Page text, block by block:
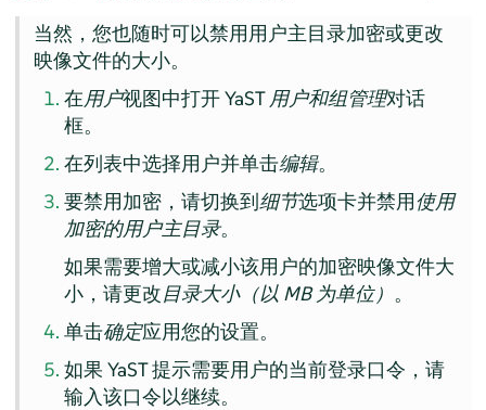
当然，您也随时可以禁用用户主目录加密或更改
映像文件的大小。
在用户视图中打开 YaST 用户和组管理对话
框。
在列表中选择用户并单击编辑。
要禁用加密，请切换到细节选项卡并禁用使用
加密的用户主目录。
如果需要增大或减小该用户的加密映像文件大
小，请更改目录大小（以 MB 为单位） 。
单击确定应用您的设置。
如果 YaST 提示需要用户的当前登录口令，请
输入该口令以继续。